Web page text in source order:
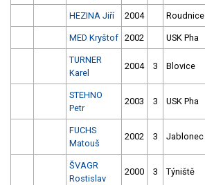
HEZINA Jiří 2004 Roudnice
MED Kryštof 2002 USK Pha
TURNER
Karel
2004 3 Blovice
STEHNO
Petr
2003 3 USK Pha
FUCHS
Matouš
2002 3 Jablonec
ŠVAGR
Rostislav
2000 3 Týniště